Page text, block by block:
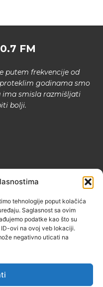
tehnologije poput kolačića
Saglasnost sa ovim
podatke kao što su
ovi na ovoj veb lokaciji.
negativno uticati na
FM
putem frekvencije od
godinama smo
ima smisla razmišljati
bolji.
72000 ZENICA